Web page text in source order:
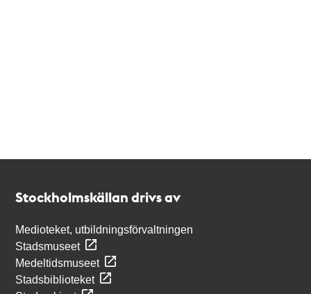
Stockholmskällan drivs av
Medioteket, utbildningsförvaltningen
Stadsmuseet
Medeltidsmuseet
Stadsbiblioteket